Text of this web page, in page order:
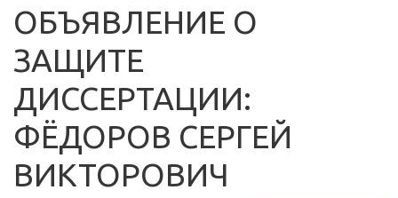
ОБЪЯВЛЕНИЕ О
ЗАЩИТЕ
ДИССЕРТАЦИИ:
ФЁДОРОВ СЕРГЕЙ
ВИКТОРОВИЧ